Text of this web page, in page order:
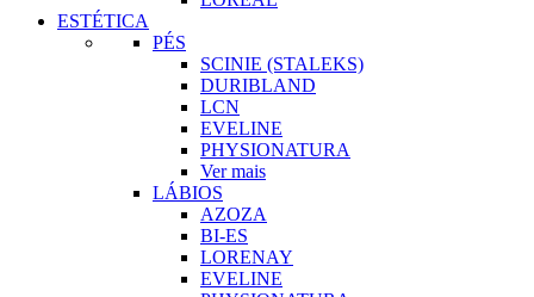
ESTÉTICA
PÉS
SCINIE (STALEKS)
DURIBLAND
LCN
EVELINE
PHYSIONATURA
Ver mais
LÁBIOS
AZOZA
BI-ES
LORENAY
EVELINE